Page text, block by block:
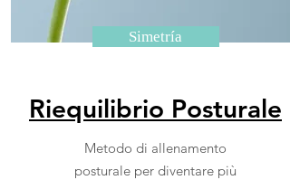
Simetría
Riequilibrio Posturale
Metodo di allenamento
posturale per diventare più